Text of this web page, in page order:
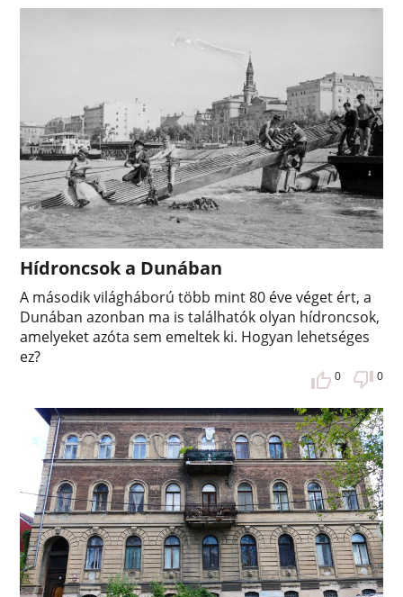
Hídroncsok a Dunában
A második világháború több mint 80 éve véget ért, a
Dunában azonban ma is találhatók olyan hídroncsok,
amelyeket azóta sem emeltek ki. Hogyan lehetséges
ez?
0 0